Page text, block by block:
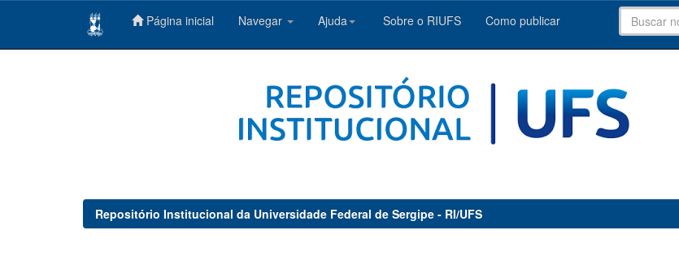
Página inicial Navegar Ajuda Sobre o RIUFS Como publicar
Repositório Institucional da Universidade Federal de Sergipe - RI/UFS